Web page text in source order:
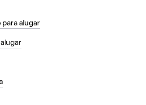
para alugar